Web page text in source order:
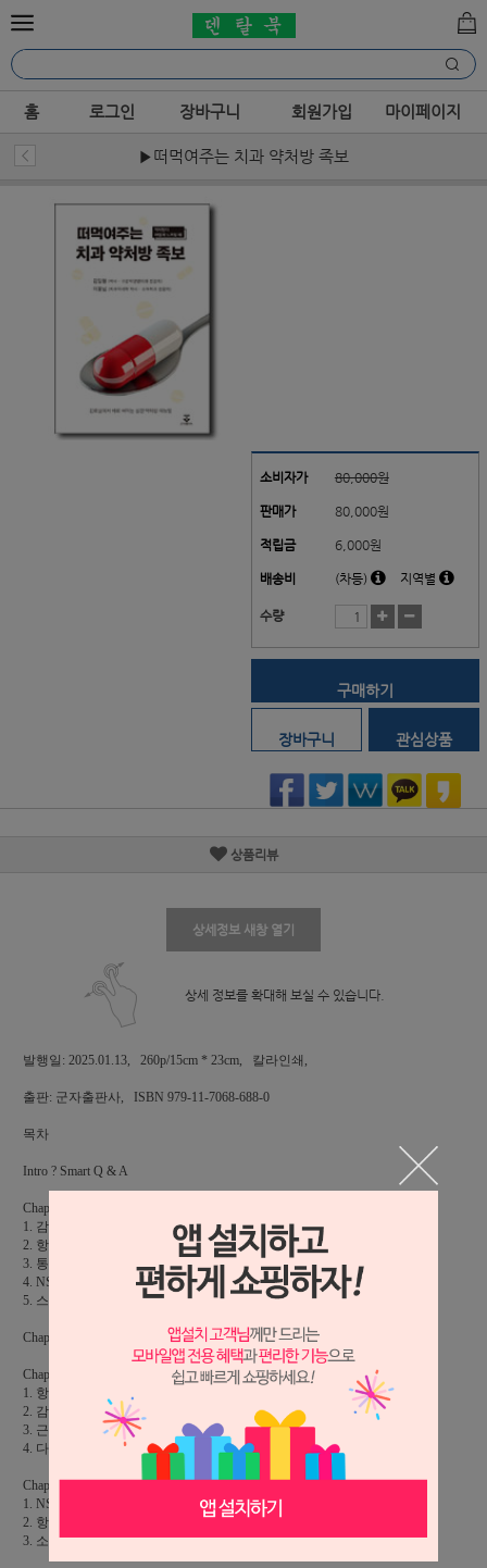
홈 로그인 장바구니 회원가입 마이페이지
▶떠먹여주는 치과 약처방 족보
소비자가 80,000원
판매가 80,000원
적립금 6,000원
배송비 (차등) 지역별
수량
구매하기
장바구니 관심상품
상품리뷰
상세정보 새창 열기
상세 정보를 확대해 보실 수 있습니다.
발행일: 2025.01.13, 260p/15cm * 23cm, 칼라인쇄,
출판: 군자출판사, ISBN 979-11-7068-688-0
목차
Intro ? Smart Q & A
Chapter 1: 개념잡기
1. 감염 vs 염증
2. 항생제
3. 통증의 구분
4. NSAIDs vs 스테로이드
5. 스테로이드의 종류 및 Tapering
Chapter 2: 술전 복용 중단 약물
Chapter 3: 예방적 항생제
1. 항생제 선택
2. 감염성 심내막염 예방이 필요한 환자군 및 술식
3. 근관치료 전 예방적 항생제 투여
4. 다양한 전신 상태에 따른 예방적 항생제 사용
Chapter 4: 소화기용제 및 정장제
1. NSAIDs에 의한 위궤양 예방
2. 항생제 관련 설사 예방
3. 소화불량